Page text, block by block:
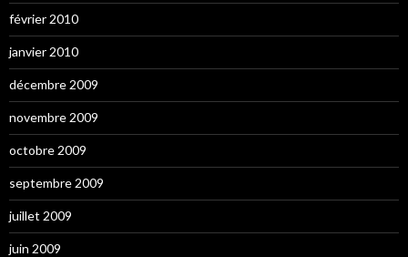
février 2010
janvier 2010
décembre 2009
novembre 2009
octobre 2009
septembre 2009
juillet 2009
juin 2009